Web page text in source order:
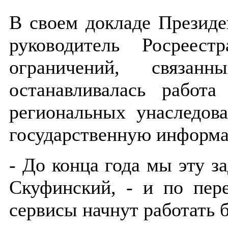
В своем докладе
руководитель
ограничений,
останавливалась
региональных
государственную
- До конца года мы эту
Скуфинский, - и по
сервисы начнут работать